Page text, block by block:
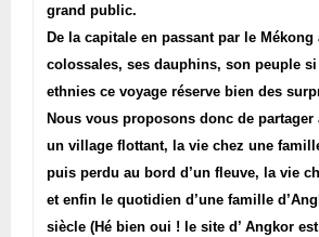
grand public.
De la capitale en passant par le Mékong
colossales, ses dauphins, son peuple
ethnies ce voyage réserve bien des
Nous vous proposons donc de partager
un village flottant, la vie chez une
puis perdu au bord d’un fleuve, la vie
et enfin le quotidien d’une famille
siècle (Hé bien oui ! le site d’ Angkor